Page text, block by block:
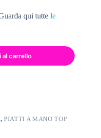
qui tutte le
al carrello
,PIATTI A MANO TOP